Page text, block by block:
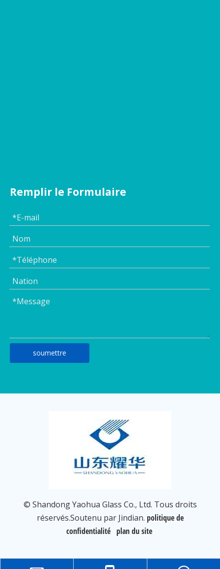
Remplir le Formulaire
soumettre
© Shandong Yaohua Glass Co., Ltd. Tous droits
réservés.Soutenu par Jindian. politique de
confidentialité
plan du site